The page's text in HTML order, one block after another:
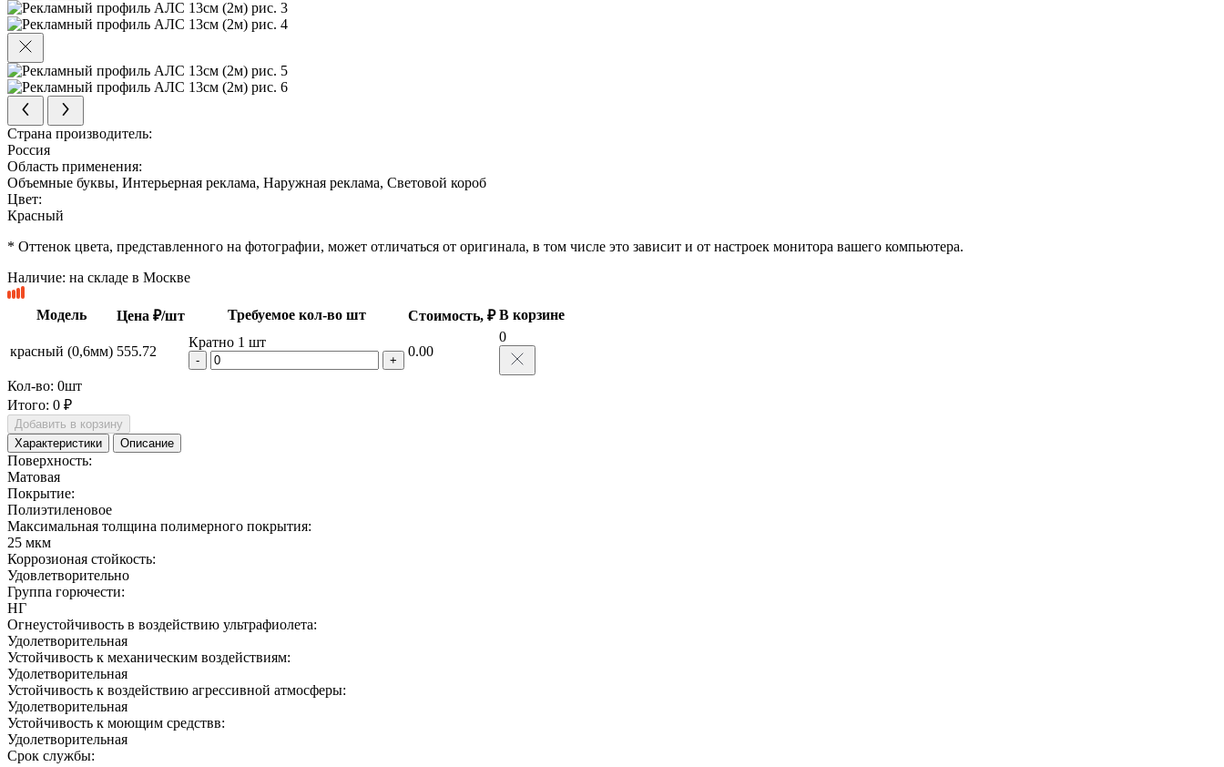
Страна производитель:
Россия
Область применения:
Объемные буквы, Интерьерная реклама, Наружная реклама, Световой короб
Цвет:
Красный
* Оттенок цвета, представленного на фотографии, может отличаться от оригинала, в том числе это зависит и от настроек монитора вашего компьютера.
Наличие: на складе в Москве
Модель Цена ₽/шт Требуемое кол-во шт Стоимость, ₽ В корзине
красный (0,6мм) 555.72
Кратно 1 шт
- +
0.00
0
Кол-во: 0шт
Итого: 0 ₽
Добавить в корзину
Характеристики
Описание
Поверхность:
Матовая
Покрытие:
Полиэтиленовое
Максимальная толщина полимерного покрытия:
25 мкм
Коррозионая стойкость:
Удовлетворительно
Группа горючести:
НГ
Огнеустойчивость в воздействию ультрафиолета:
Удолетворительная
Устойчивость к механическим воздействиям:
Удолетворительная
Устойчивость к воздействию агрессивной атмосферы:
Удолетворительная
Устойчивость к моющим средствв:
Удолетворительная
Срок службы: